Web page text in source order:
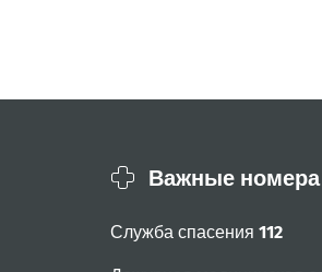
Важные
Служба спасения 112